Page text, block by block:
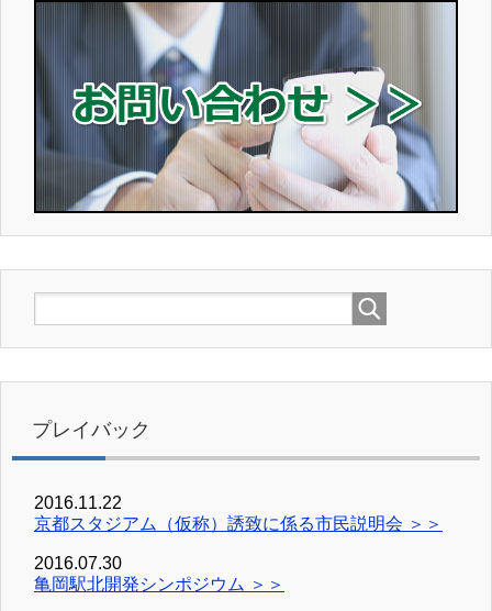
プレイバック
2016.11.22
京都スタジアム（仮称）誘致に係る市民説明会 ＞＞
2016.07.30
亀岡駅北開発シンポジウム ＞＞